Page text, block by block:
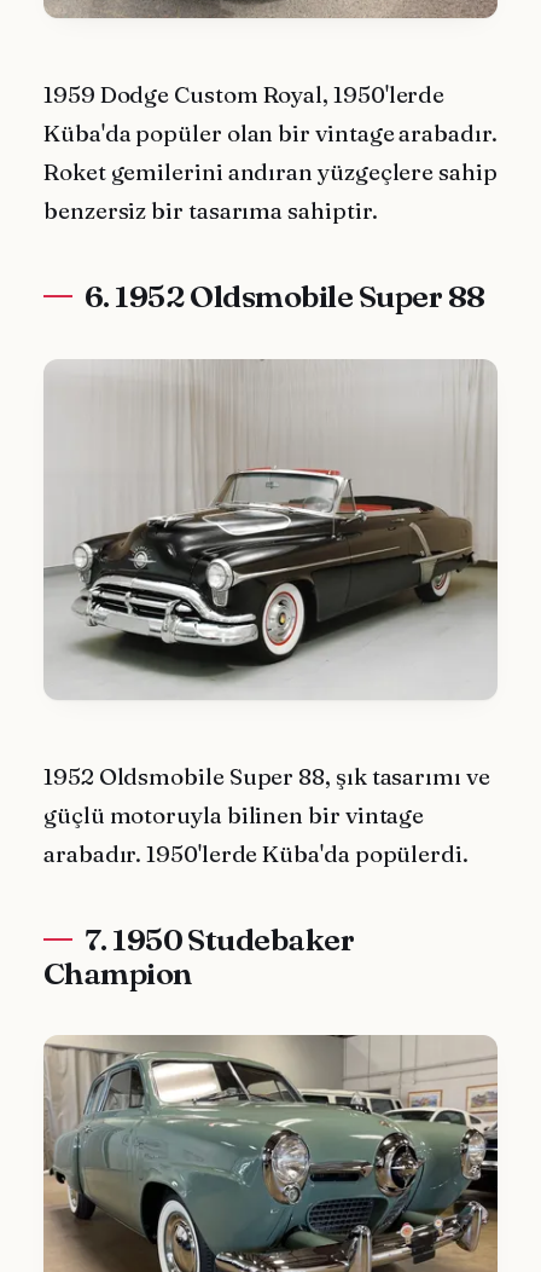
1959 Dodge Custom Royal, 1950'lerde
Küba'da popüler olan bir vintage arabadır.
Roket gemilerini andıran yüzgeçlere sahip
benzersiz bir tasarıma sahiptir.
6. 1952 Oldsmobile Super 88
1952 Oldsmobile Super 88, şık tasarımı ve
güçlü motoruyla bilinen bir vintage
arabadır. 1950'lerde Küba'da popülerdi.
7. 1950 Studebaker
Champion